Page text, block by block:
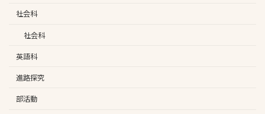
社会科
社会科
英語科
進路探究
部活動